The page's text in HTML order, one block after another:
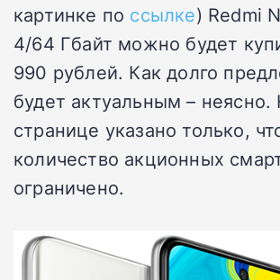
картинке по ссылке) Redmi
4/64 Гбайт можно будет
990 рублей. Как долго
будет актуальным – неясно.
странице указано только,
количество акционных
ограничено.